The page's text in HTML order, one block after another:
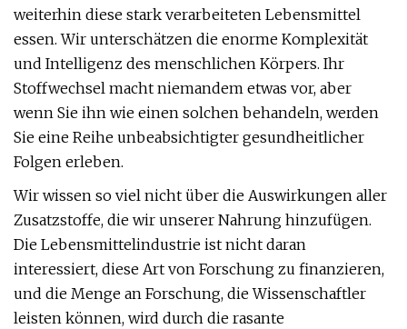
weiterhin diese stark verarbeiteten Lebensmittel
essen. Wir unterschätzen die enorme Komplexität
und Intelligenz des menschlichen Körpers. Ihr
Stoffwechsel macht niemandem etwas vor, aber
wenn Sie ihn wie einen solchen behandeln, werden
Sie eine Reihe unbeabsichtigter gesundheitlicher
Folgen erleben.
Wir wissen so viel nicht über die Auswirkungen aller
Zusatzstoffe, die wir unserer Nahrung hinzufügen.
Die Lebensmittelindustrie ist nicht daran
interessiert, diese Art von Forschung zu finanzieren,
und die Menge an Forschung, die Wissenschaftler
leisten können, wird durch die rasante